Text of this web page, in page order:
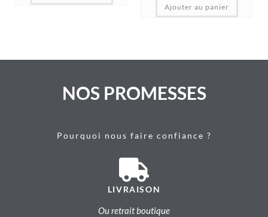
Ajouter au panier
NOS PROMESSES
Pourquoi nous faire confiance ?
LIVRAISON
Ou retrait boutique